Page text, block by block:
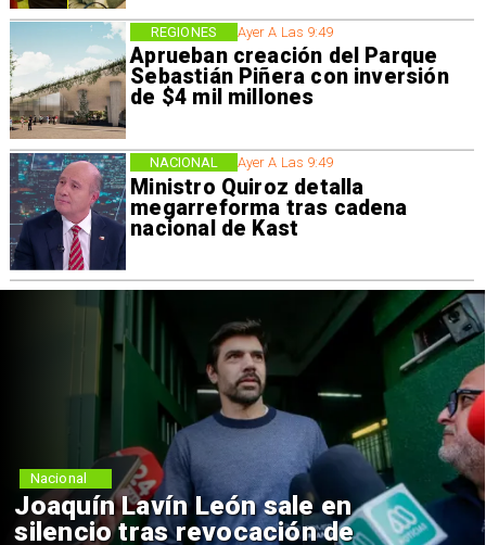
Ayer A Las 9:49
Aprueban creación del Parque
Sebastián Piñera con inversión
de $4 mil millones
REGIONES
Ayer A Las 9:49
Ministro Quiroz detalla
megarreforma tras cadena
nacional de Kast
NACIONAL
Joaquín Lavín León sale en
silencio tras revocación de
Nacional